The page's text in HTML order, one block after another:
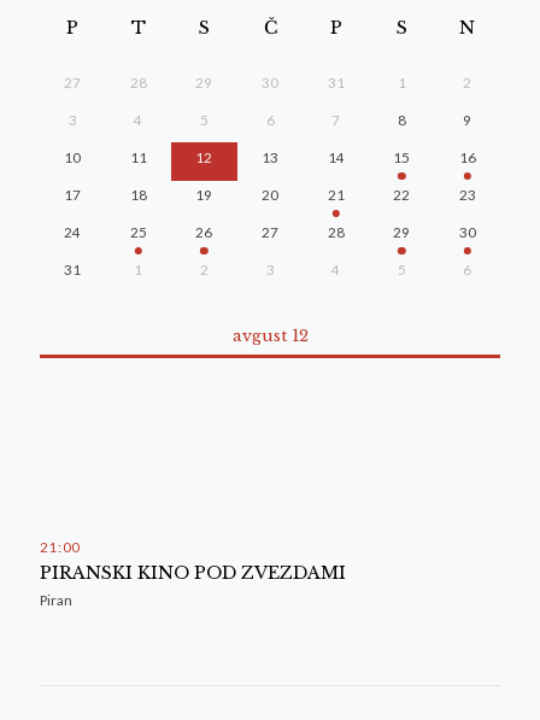
P T S Č P S N
27 28 29 30 31 1 2
3 4 5 6 7 8 9
10 11 12 13 14 15 16
17 18 19 20 21 22 23
24 25 26 27 28 29 30
31 1 2 3 4 5 6
avgust 12
21 : 00
PIRANSKI KINO POD ZVEZDAMI
Piran